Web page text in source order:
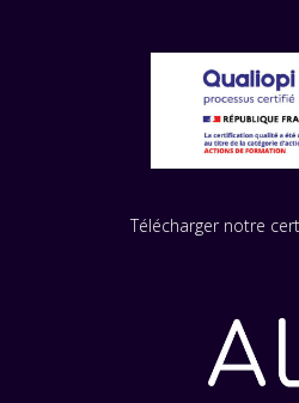
Télécharger notre